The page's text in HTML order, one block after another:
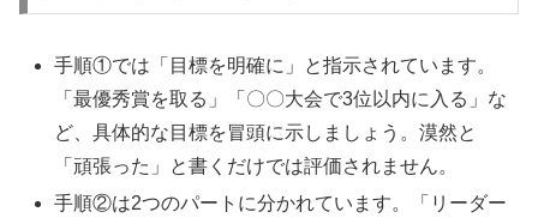
手順①では「目標を明確に」と指示されています。
「最優秀賞を取る」「〇〇大会で3位以内に入る」な
ど、具体的な目標を冒頭に示しましょう。漠然と
「頑張った」と書くだけでは評価されません。
手順②は2つのパートに分かれています。「リーダー